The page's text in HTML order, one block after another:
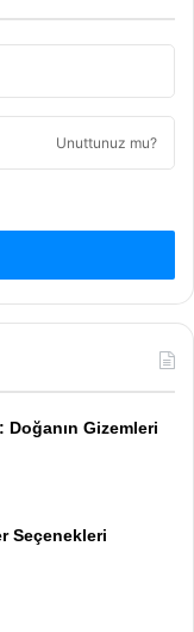
Unuttunuz mu?
Gizemleri
Seçenekleri